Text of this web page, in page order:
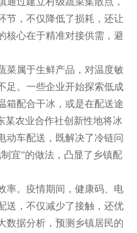
节，不仅降低了损耗，还让
核心在于精准对接供需，避
菜属于生鲜产品，对温度敏
足。一些企业开始探索低成
箱配合干冰，或是在配送途
某农业合作社创新性地将冰
动车配送，既解决了冷链问
宜”的做法，凸显了乡镇配
率。疫情期间，健康码、电
送，不仅减少了接触，还优
数据分析，预测乡镇居民的